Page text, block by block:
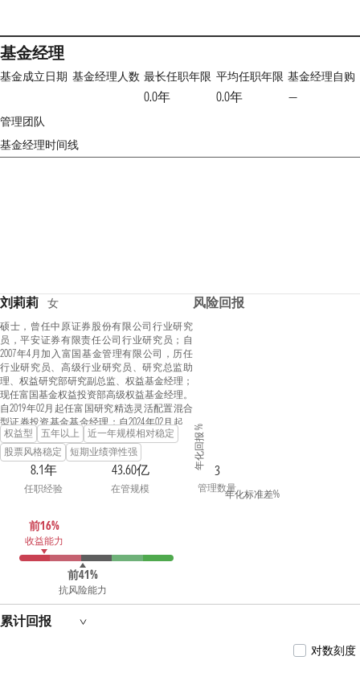
基金经理
基金成立日期 基金经理人数 最长任职年限
0.0年
平均任职年限
0.0年
基金经理自购
—
管理团队
基金经理时间线
刘莉莉 女
硕士，曾任中原证券股份有限公司行业研究
员，平安证券有限责任公司行业研究员；自
2007年4月加入富国基金管理有限公司，历任
行业研究员、高级行业研究员、研究总监助
理、权益研究部研究副总监、权益基金经理；
现任富国基金权益投资部高级权益基金经理。
自2019年02月起任富国研究精选灵活配置混合
型证券投资基金基金经理；自2024年02月起任
富国价值发现混合型证券投资基金基金经理；
自2024年04月起任富国消费升级混合型证券投
资基金基金经理；具有基金从业资格。
权益型 五年以上
近一年规模相对稳定
股票风格稳定
短期业绩弹性强
8.1年
任职经验
43.60亿
在管规模
3
管理数量
前16%
收益能力
前41%
抗风险能力
风险回报
年化回报 %
年化标准差%
累计回报
对数刻度